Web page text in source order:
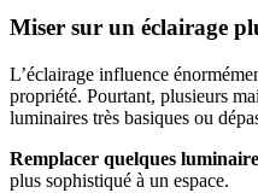
Miser sur un éclairage
L’éclairage influence
propriété. Pourtant, plusieurs
luminaires très basiques ou
Remplacer quelques
plus sophistiqué à un espace.